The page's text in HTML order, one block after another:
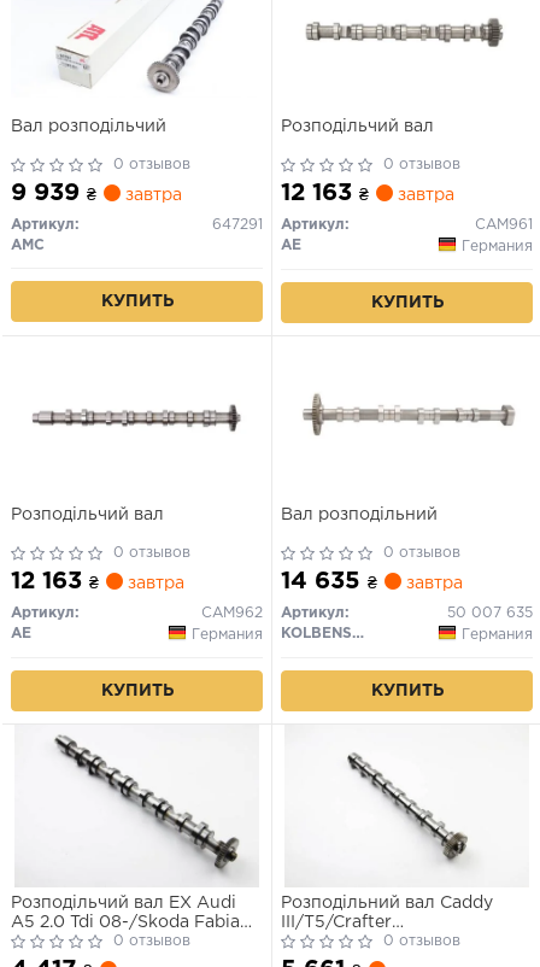
Вал розподільчий
0 отзывов
9 939 ₴ завтра
Артикул:
647291
AMC
КУПИТЬ
Розподільчий вал
0 отзывов
12 163 ₴ завтра
Артикул:
CAM961
AE
Германия
КУПИТЬ
Розподільчий вал
0 отзывов
12 163 ₴ завтра
Артикул:
CAM962
AE
Германия
КУПИТЬ
Вал розподільний
0 отзывов
14 635 ₴ завтра
Артикул:
50 007 635
KOLBENSCHMIDT
Германия
КУПИТЬ
Розподільчий вал EX Audi
A5 2.0 Tdi 08-/Skoda Fabia
1.6 Tdi 10-14/VW Golf Vi 2.0
Tdi 10-13
0 отзывов
Розподільний вал Caddy
III/T5/Crafter
1.6/2.0TDI/BiTDI 09- (Впуск)
0 отзывов